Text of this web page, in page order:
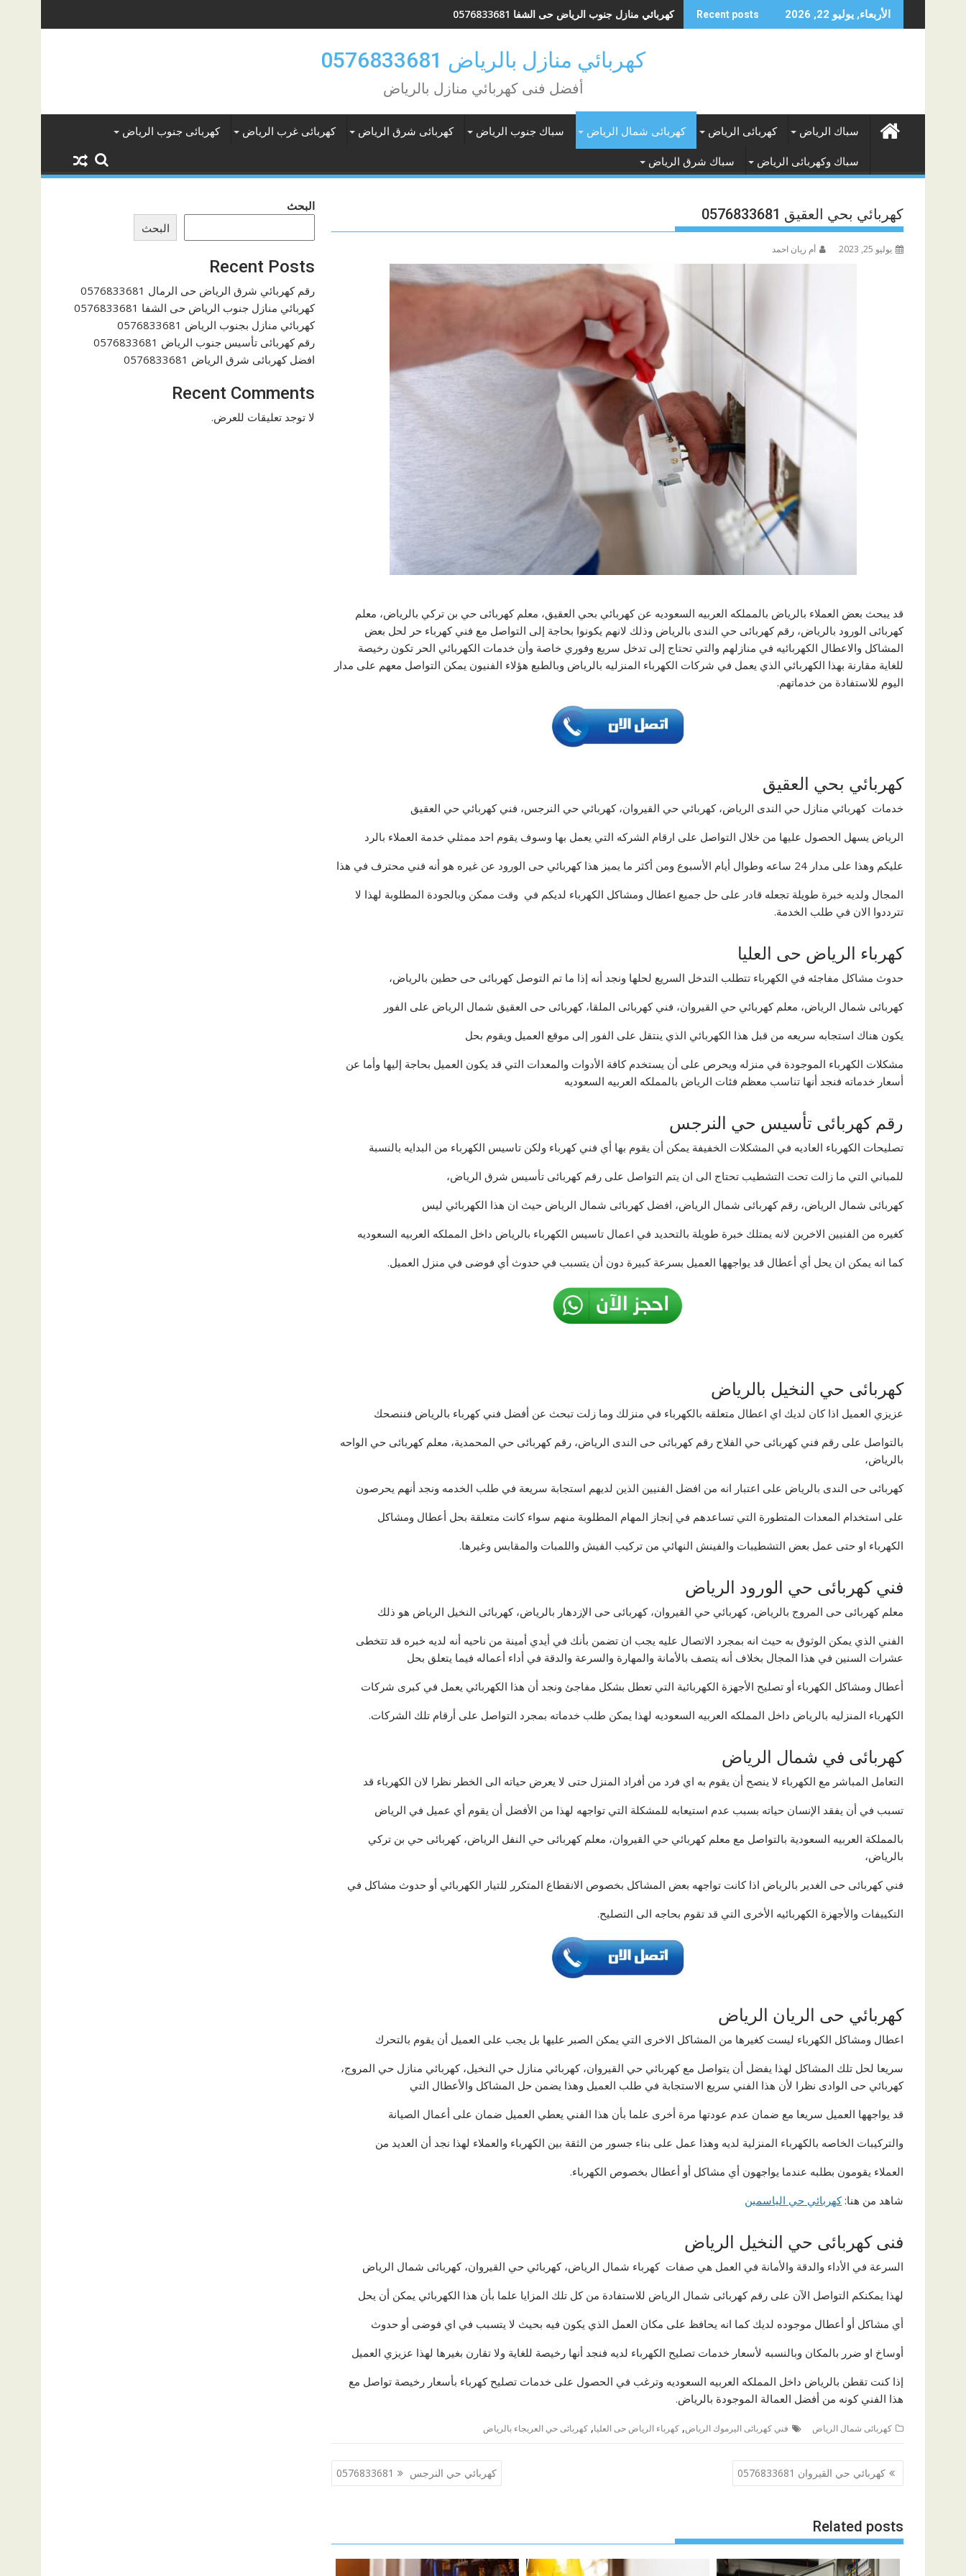
to
الأربعاء, يوليو 22, 2026 Recent posts كهربائي منازل جنوب الرياض حى الشفا 0576833681
كهربائي منازل بالرياض 0576833681
أفضل فنى كهربائي منازل بالرياض
سباك الرياض كهربائى الرياض كهربائى شمال الرياض سباك جنوب الرياض كهربائى شرق الرياض كهربائى غرب الرياض كهربائى جنوب الرياض
سباك وكهربائى الرياض سباك شرق الرياض
كهربائي بحي العقيق 0576833681
يوليو 25, 2023 أم ريان احمد
قد يبحث بعض العملاء بالرياض بالمملكه العربيه السعوديه عن كهربائي بحي العقيق، معلم كهربائى حي بن تركي بالرياض، معلم
كهربائى الورود بالرياض، رقم كهربائى حي الندى بالرياض وذلك لانهم يكونوا بحاجة إلى التواصل مع فني كهرباء حر لحل بعض
المشاكل والاعطال الكهربائيه في منازلهم والتي تحتاج إلى تدخل سريع وفوري خاصة وأن خدمات الكهربائي الحر تكون رخيصة
للغاية مقارنة بهذا الكهربائي الذي يعمل في شركات الكهرباء المنزليه بالرياض وبالطبع هؤلاء الفنيون يمكن التواصل معهم على مدار
اليوم للاستفادة من خدماتهم.
كهربائي بحي العقيق
خدمات كهربائي منازل حي الندى الرياض، كهربائي حي القيروان، كهربائي حي النرجس، فني كهربائي حي العقيق
الرياض يسهل الحصول عليها من خلال التواصل على ارقام الشركه التي يعمل بها وسوف يقوم احد ممثلي خدمة العملاء بالرد
عليكم وهذا على مدار 24 ساعه وطوال أيام الأسبوع ومن أكثر ما يميز هذا كهربائي حى الورود عن غيره هو أنه فني محترف في هذا
المجال ولديه خبرة طويلة تجعله قادر على حل جميع اعطال ومشاكل الكهرباء لديكم في وقت ممكن وبالجودة المطلوبة لهذا لا
تترددوا الان في طلب الخدمة.
كهرباء الرياض حى العليا
حدوث مشاكل مفاجئه في الكهرباء تتطلب التدخل السريع لحلها ونجد أنه إذا ما تم التوصل كهربائى حى حطين بالرياض،
كهربائى شمال الرياض، معلم كهربائي حي القيروان، فني كهربائى الملقا، كهربائى حى العقيق شمال الرياض على الفور
يكون هناك استجابه سريعه من قبل هذا الكهربائي الذي ينتقل على الفور إلى موقع العميل ويقوم بحل
مشكلات الكهرباء الموجودة في منزله ويحرص على أن يستخدم كافة الأدوات والمعدات التي قد يكون العميل بحاجة إليها وأما عن
أسعار خدماته فنجد أنها تناسب معظم فئات الرياض بالمملكه العربيه السعوديه
رقم كهربائى تأسيس حي النرجس
تصليحات الكهرباء العاديه في المشكلات الخفيفة يمكن أن يقوم بها أي فني كهرباء ولكن تاسيس الكهرباء من البدايه بالنسبة
للمباني التي ما زالت تحت التشطيب تحتاج الى ان يتم التواصل على رقم كهربائى تأسيس شرق الرياض،
كهربائى شمال الرياض، رقم كهربائى شمال الرياض، افضل كهربائى شمال الرياض حيث ان هذا الكهربائي ليس
كغيره من الفنيين الاخرين لانه يمتلك خبرة طويلة بالتحديد في اعمال تاسيس الكهرباء بالرياض داخل المملكه العربيه السعوديه
كما انه يمكن ان يحل أي أعطال قد يواجهها العميل بسرعة كبيرة دون أن يتسبب في حدوث أي فوضى في منزل العميل.
كهربائى حي النخيل بالرياض
عزيزي العميل اذا كان لديك اي اعطال متعلقه بالكهرباء في منزلك وما زلت تبحث عن أفضل فني كهرباء بالرياض فننصحك
بالتواصل على رقم فني كهربائى حي الفلاح رقم كهربائى حى الندى الرياض، رقم كهربائى حي المحمدية، معلم كهربائى حي الواحه
بالرياض،
كهربائى حى الندى بالرياض على اعتبار انه من افضل الفنيين الذين لديهم استجابة سريعة في طلب الخدمه ونجد أنهم يحرصون
على استخدام المعدات المتطورة التي تساعدهم في إنجاز المهام المطلوبة منهم سواء كانت متعلقة بحل أعطال ومشاكل
الكهرباء او حتى عمل بعض التشطيبات والفينش النهائي من تركيب الفيش واللمبات والمقابس وغيرها.
فني كهربائى حي الورود الرياض
معلم كهربائى حى المروج بالرياض، كهربائي حي القيروان، كهربائى حى الإزدهار بالرياض، كهربائى النخيل الرياض هو ذلك
الفني الذي يمكن الوثوق به حيث انه بمجرد الاتصال عليه يجب ان تضمن بأنك في أيدي أمينة من ناحيه أنه لديه خبره قد تتخطى
عشرات السنين في هذا المجال بخلاف أنه يتصف بالأمانة والمهارة والسرعة والدقة في أداء أعماله فيما يتعلق بحل
أعطال ومشاكل الكهرباء أو تصليح الأجهزة الكهربائية التي تعطل بشكل مفاجئ ونجد أن هذا الكهربائي يعمل في كبرى شركات
الكهرباء المنزليه بالرياض داخل المملكه العربيه السعوديه لهذا يمكن طلب خدماته بمجرد التواصل على أرقام تلك الشركات.
كهربائى في شمال الرياض
التعامل المباشر مع الكهرباء لا ينصح أن يقوم به اي فرد من أفراد المنزل حتى لا يعرض حياته الى الخطر نظرا لان الكهرباء قد
تسبب في أن يفقد الإنسان حياته بسبب عدم استيعابه للمشكلة التي تواجهه لهذا من الأفضل أن يقوم أي عميل في الرياض
بالمملكة العربيه السعودية بالتواصل مع معلم كهربائي حي القيروان، معلم كهربائى حي النفل الرياض، كهربائى حي بن تركي
بالرياض،
فني كهربائى حى الغدير بالرياض اذا كانت تواجهه بعض المشاكل بخصوص الانقطاع المتكرر للتيار الكهربائي أو حدوث مشاكل في
التكييفات والأجهزة الكهربائيه الأخرى التي قد تقوم بحاجه الى التصليح.
كهربائي حى الريان الرياض
اعطال ومشاكل الكهرباء ليست كغيرها من المشاكل الاخرى التي يمكن الصبر عليها بل يجب على العميل أن يقوم بالتحرك
سريعا لحل تلك المشاكل لهذا يفضل أن يتواصل مع كهربائي حي القيروان، كهربائي منازل حي النخيل، كهربائي منازل حي المروج،
كهربائي حى الوادى نظرا لأن هذا الفني سريع الاستجابة في طلب العميل وهذا يضمن حل المشاكل والأعطال التي
قد يواجهها العميل سريعا مع ضمان عدم عودتها مرة أخرى علما بأن هذا الفني يعطي العميل ضمان على أعمال الصيانة
والتركيبات الخاصه بالكهرباء المنزلية لديه وهذا عمل على بناء جسور من الثقة بين الكهرباء والعملاء لهذا نجد أن العديد من
العملاء يقومون بطلبه عندما يواجهون أي مشاكل أو أعطال بخصوص الكهرباء.
شاهد من هنا:كهربائي حي الياسمين
فنى كهربائى حي النخيل الرياض
السرعة في الأداء والدقة والأمانة في العمل هي صفات كهرباء شمال الرياض، كهربائي حي القيروان، كهربائى شمال الرياض
لهذا يمكنكم التواصل الآن على رقم كهربائى شمال الرياض للاستفادة من كل تلك المزايا علما بأن هذا الكهربائي يمكن أن يحل
أي مشاكل أو أعطال موجوده لديك كما انه يحافظ على مكان العمل الذي يكون فيه بحيث لا يتسبب في اي فوضى أو حدوث
أوساخ او ضرر بالمكان وبالنسبه لأسعار خدمات تصليح الكهرباء لديه فنجد أنها رخيصة للغاية ولا تقارن بغيرها لهذا عزيزي العميل
إذا كنت تقطن بالرياض داخل المملكه العربيه السعوديه وترغب في الحصول على خدمات تصليح كهرباء بأسعار رخيصة تواصل مع
هذا الفني كونه من أفضل العمالة الموجودة بالرياض.
كهربائى شمال الرياض فني كهربائى اليرموك الرياض, كهرباء الرياض حى العليا, كهربائى حي العريجاء بالرياض
تصفّح
المقالات
كهربائي حي القيروان 0576833681 كهربائي حي النرجس 0576833681
Related posts
البحث
البحث
Recent Posts
رقم كهربائي شرق الرياض حى الرمال 0576833681
كهربائي منازل جنوب الرياض حى الشفا 0576833681
كهربائي منازل بجنوب الرياض 0576833681
رقم كهربائى تأسيس جنوب الرياض 0576833681
افضل كهربائى شرق الرياض 0576833681
Recent Comments
لا توجد تعليقات للعرض.